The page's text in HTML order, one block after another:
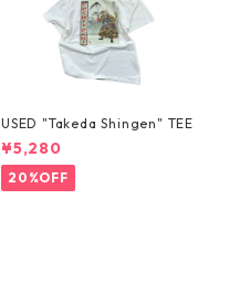
USED "Takeda Shingen" TEE
¥5,280
20%OFF